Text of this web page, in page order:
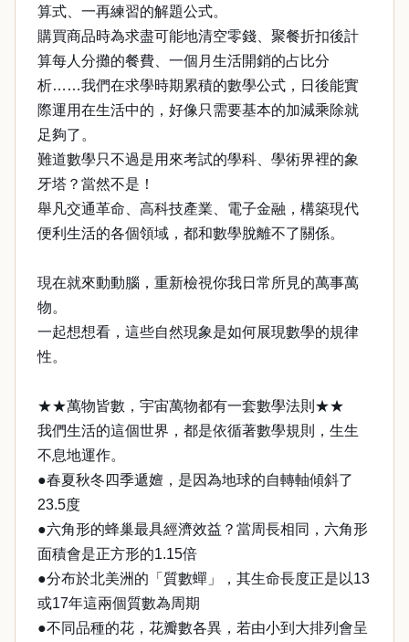
算式、一再練習的解題公式。
購買商品時為求盡可能地清空零錢、聚餐折扣後計
算每人分攤的餐費、一個月生活開銷的占比分
析……我們在求學時期累積的數學公式，日後能實
際運用在生活中的，好像只需要基本的加減乘除就
足夠了。
難道數學只不過是用來考試的學科、學術界裡的象
牙塔？當然不是！
舉凡交通革命、高科技產業、電子金融，構築現代
便利生活的各個領域，都和數學脫離不了關係。
現在就來動動腦，重新檢視你我日常所見的萬事萬
物。
一起想想看，這些自然現象是如何展現數學的規律
性。
★★萬物皆數，宇宙萬物都有一套數學法則★★
我們生活的這個世界，都是依循著數學規則，生生
不息地運作。
●春夏秋冬四季遞嬗，是因為地球的自轉軸傾斜了
23.5度
●六角形的蜂巢最具經濟效益？當周長相同，六角形
面積會是正方形的1.15倍
●分布於北美洲的「質數蟬」，其生命長度正是以13
或17年這兩個質數為周期
●不同品種的花，花瓣數各異，若由小到大排列會呈